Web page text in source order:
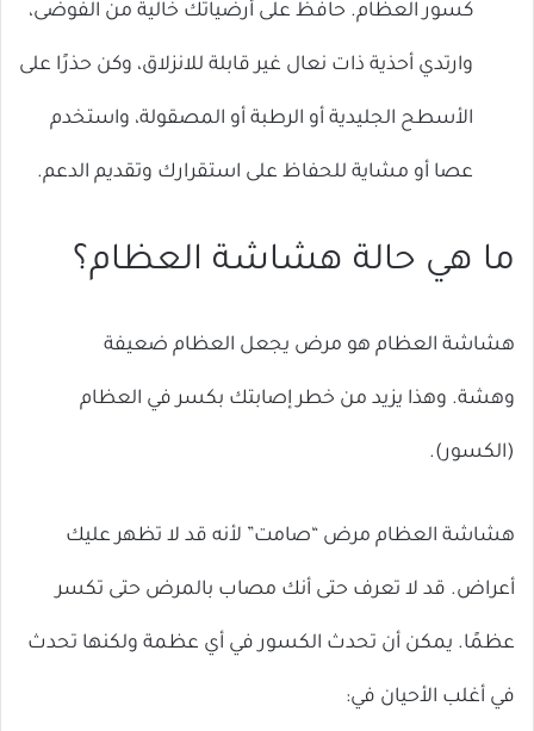
كسور العظام. حافظ على أرضياتك خالية من الفوضى،
وارتدي أحذية ذات نعال غير قابلة للانزلاق، وكن حذرًا على
الأسطح الجليدية أو الرطبة أو المصقولة، واستخدم
عصا أو مشاية للحفاظ على استقرارك وتقديم الدعم.
ما هي حالة هشاشة العظام؟
هشاشة العظام هو مرض يجعل العظام ضعيفة
وهشة. وهذا يزيد من خطر إصابتك بكسر في العظام
(الكسور).
هشاشة العظام مرض “صامت” لأنه قد لا تظهر عليك
أعراض. قد لا تعرف حتى أنك مصاب بالمرض حتى تكسر
عظمًا. يمكن أن تحدث الكسور في أي عظمة ولكنها تحدث
في أغلب الأحيان في: